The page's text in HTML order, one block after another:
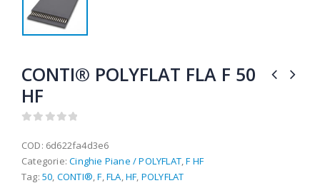
CONTI® POLYFLAT FLA F 50
HF
COD: 6d622fa4d3e6
Categorie:Cinghie Piane / POLYFLAT ,F HF
Tag: 50 CONTI® ,F ,FLA ,HF POLYFLAT